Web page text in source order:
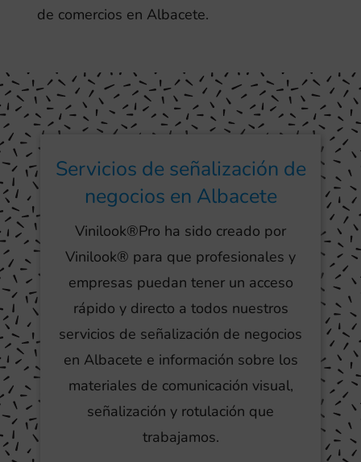
de comercios en Albacete.
Servicios de señalización de
negocios en Albacete
Vinilook®Pro ha sido creado por
Vinilook® para que profesionales y
empresas puedan tener un acceso
rápido y directo a todos nuestros
servicios de señalización de negocios
en Albacete e información sobre los
materiales de comunicación visual,
señalización y rotulación que
trabajamos.